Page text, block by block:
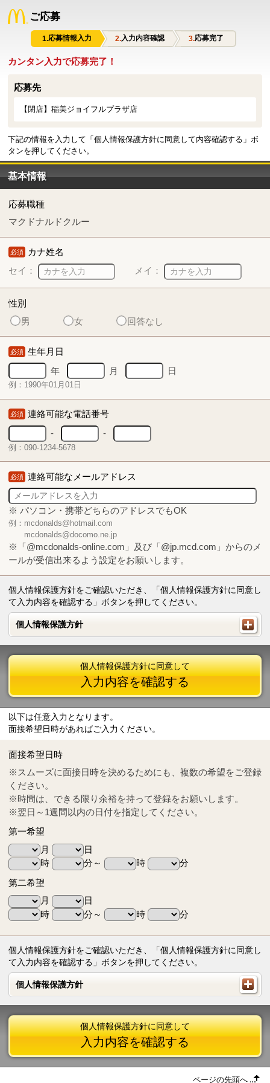
ご応募
応募情報入力 入力内容確認 応募完了
カンタン入力で応募完了！
応募先
【閉店】稲美ジョイフルプラザ店
下記の情報を入力して「個人情報保護方針に同意して内容確認する」ボ
タンを押してください。
基本情報
応募職種
マクドナルドクルー
必須 カナ姓名
セイ：
メイ：
性別
男
女 回答なし
必須 生年月日
年
月 日
例：1990年01月01日
必須 連絡可能な電話番号
-
-
例：090-1234-5678
必須 連絡可能なメールアドレス
※ パソコン・携帯どちらのアドレスでもOK
例：mcdonalds@hotmail.com
mcdonalds@docomo.ne.jp
※「@mcdonalds-online.com」及び「@jp.mcd.com」からのメ
ールが受信出来るよう設定をお願いします。
個人情報保護方針をご確認いただき、「個人情報保護方針に同意し
て入力内容を確認する」ボタンを押してください。
個人情報保護方針
個人情報保護方針
Tel
0570-55-0314
個人情報保護方針に同意して
入力内容を確認する
以下は任意入力となります。
面接希望日時があればご入力ください。
面接希望日時
※スムーズに面接日時を決めるためにも、複数の希望をご登録
ください。
※時間は、できる限り余裕を持って登録をお願いします。
※翌日～1週間以内の日付を指定してください。
第一希望
月
日
時
分～ 時
分
第二希望
月
日
時
分～ 時 分
個人情報保護方針をご確認いただき、「個人情報保護方針に同意し
て入力内容を確認する」ボタンを押してください。
個人情報保護方針
個人情報保護方針
個人情報保護方針に同意して
入力内容を確認する
ページの先頭へ